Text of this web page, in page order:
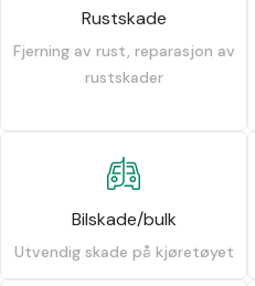
Rustskade
Fjerning av rust, reparasjon av
rustskader
Bilskade/bulk
Utvendig skade på kjøretøyet